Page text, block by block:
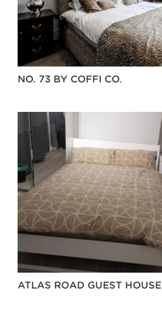
NO. 73 BY COFFI CO.
ATLAS ROAD GUEST HOUSE